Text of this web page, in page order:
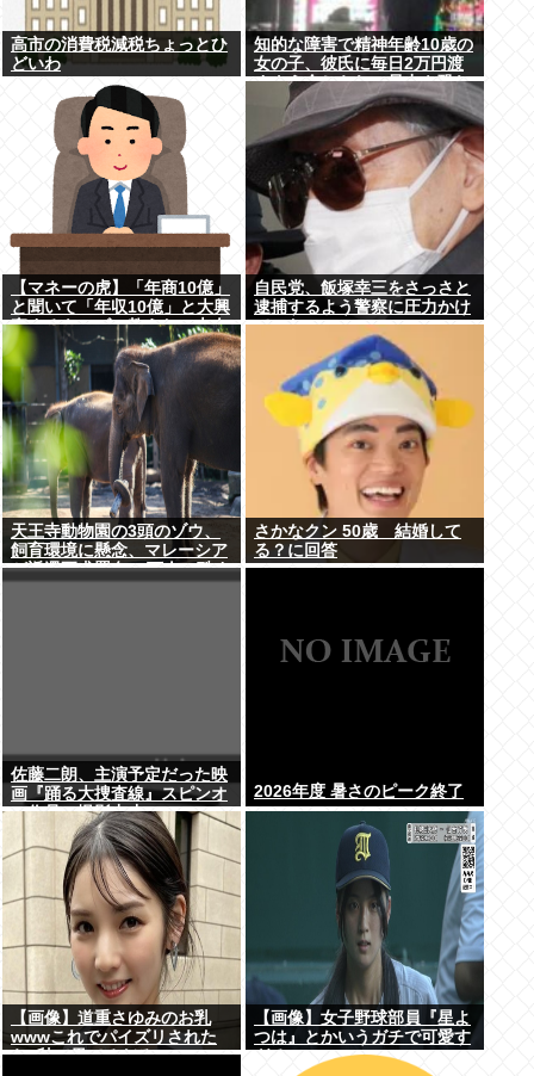
高市の消費税減税ちょっとひ
どいわ
知的な障害で精神年齢10歳の
女の子、彼氏に毎日2万円渡
すよう命じられ、暴力を恐れ
連日売春。客の82歳を殺害し
逮捕
【マネーの虎】「年商10億」
と聞いて「年収10億」と大興
奮するキッズに教えたい大人
のリアル
自民党、飯塚幸三をさっさと
逮捕するよう警察に圧力かけ
ていたwww
天王寺動物園の3頭のゾウ、
飼育環境に懸念、マレーシア
が返還要求署名17万人。酷す
さかなクン 50歳 結婚して
る？に回答
佐藤二朗、主演予定だった映
画『踊る大捜査線』スピンオ
フ作品の撮影中止
2026年度 暑さのピーク終了
【画像】道重さゆみのお乳
wwwこれでパイズリされた
ら3秒で果てるだろ
【画像】女子野球部員『星よ
つは』とかいうガチで可愛す
ぎるJKwww